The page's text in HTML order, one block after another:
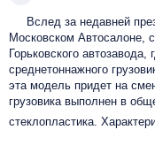
Вслед за недавней
Московском Автосалоне,
Горьковского
среднетоннажного
эта модель придет на
грузовика выполнен в
стеклопластика.